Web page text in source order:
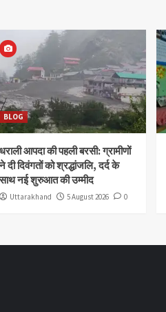
BLOG
धराली आपदा की पहली बरसी: ग्रामीणों
ने दी दिवंगतों को श्रद्धांजलि, दर्द के
साथ नई शुरुआत की उम्मीद
Uttarakhand 5 August 2026 0